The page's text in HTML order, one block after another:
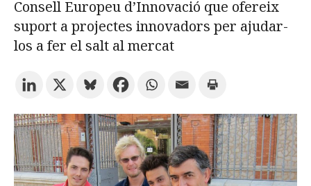
Prova la cerca avançada
CATALÀ ESPAÑOL ENGLISH
Consell Europeu d’Innovació que ofereix
suport a projectes innovadors per ajudar-
los a fer el salt al mercat